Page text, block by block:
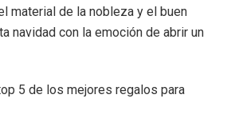
material de la nobleza y el buen
navidad con la emoción de abrir un
5 de los mejores regalos para